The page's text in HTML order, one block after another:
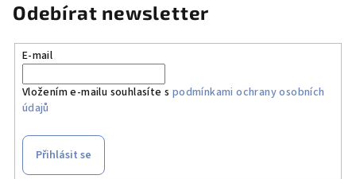
Odebírat newsletter
E-mail
Vložením e-mailu souhlasíte s podmínkami ochrany osobních
údajů
Přihlásit se